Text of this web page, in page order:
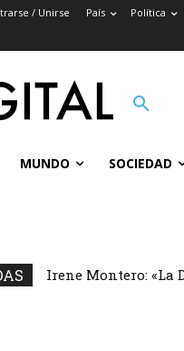
/ Unirse País Política
MUNDO SOCIEDAD
Irene Montero: «La